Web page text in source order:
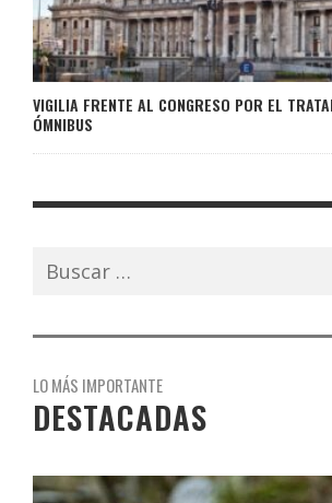
VIGILIA FRENTE AL CONGRESO POR EL
ÓMNIBUS
Buscar:
LO MÁS IMPORTANTE
DESTACADAS